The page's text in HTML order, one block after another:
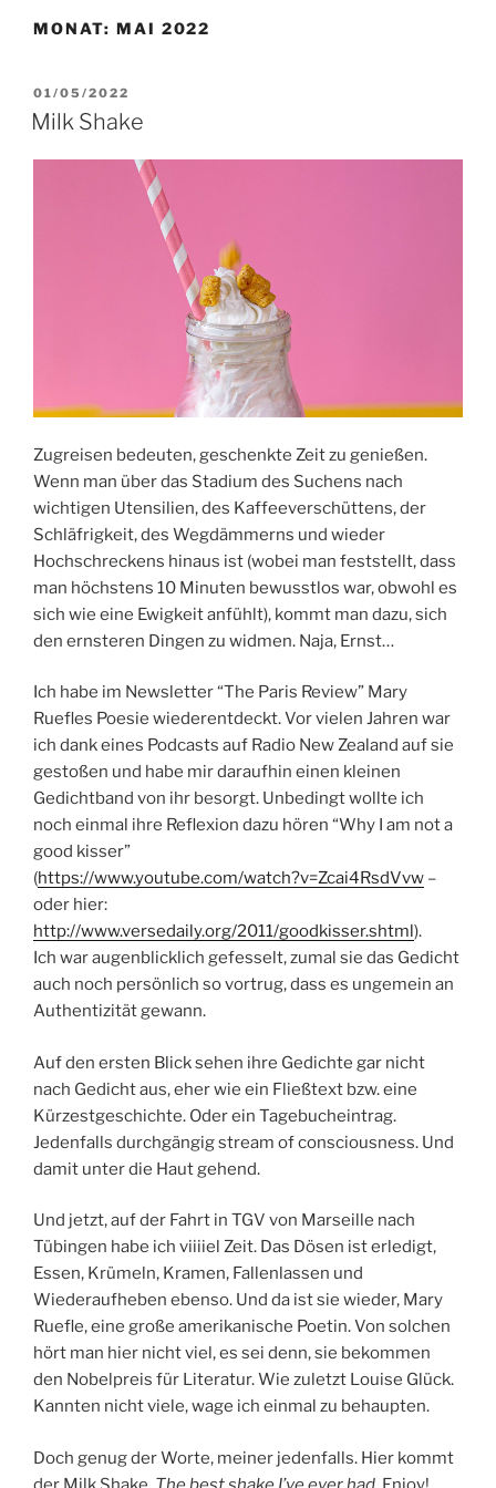
MONAT: MAI 2022
VERÖFFENTLICHT
AM
01/05/2022
Milk Shake
Zugreisen bedeuten, geschenkte Zeit zu genießen.
Wenn man über das Stadium des Suchens nach
wichtigen Utensilien, des Kaffeeverschüttens, der
Schläfrigkeit, des Wegdämmerns und wieder
Hochschreckens hinaus ist (wobei man feststellt, dass
man höchstens 10 Minuten bewusstlos war, obwohl es
sich wie eine Ewigkeit anfühlt), kommt man dazu, sich
den ernsteren Dingen zu widmen. Naja, Ernst…
Ich habe im Newsletter “The Paris Review” Mary
Ruefles Poesie wiederentdeckt. Vor vielen Jahren war
ich dank eines Podcasts auf Radio New Zealand auf sie
gestoßen und habe mir daraufhin einen kleinen
Gedichtband von ihr besorgt. Unbedingt wollte ich
noch einmal ihre Reflexion dazu hören “Why I am not a
good kisser”
(https://www.youtube.com/watch?v=Zcai4RsdVvw –
oder hier:
http://www.versedaily.org/2011/goodkisser.shtml).
Ich war augenblicklich gefesselt, zumal sie das Gedicht
auch noch persönlich so vortrug, dass es ungemein an
Authentizität gewann.
Auf den ersten Blick sehen ihre Gedichte gar nicht
nach Gedicht aus, eher wie ein Fließtext bzw. eine
Kürzestgeschichte. Oder ein Tagebucheintrag.
Jedenfalls durchgängig stream of consciousness. Und
damit unter die Haut gehend.
Und jetzt, auf der Fahrt in TGV von Marseille nach
Tübingen habe ich viiiiel Zeit. Das Dösen ist erledigt,
Essen, Krümeln, Kramen, Fallenlassen und
Wiederaufheben ebenso. Und da ist sie wieder, Mary
Ruefle, eine große amerikanische Poetin. Von solchen
hört man hier nicht viel, es sei denn, sie bekommen
den Nobelpreis für Literatur. Wie zuletzt Louise Glück.
Kannten nicht viele, wage ich einmal zu behaupten.
Doch genug der Worte, meiner jedenfalls. Hier kommt